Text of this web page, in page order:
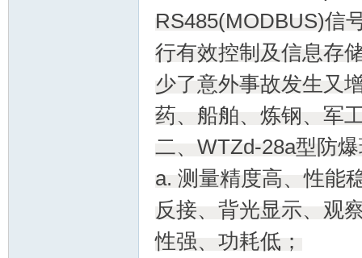
RS485(MODBUS)信
行有效控制及信息存
少了意外事故发生又
药、船舶、炼钢、军
二、WTZd-28a型防
a. 测量精度高、性能
反接、背光显示、观
性强、功耗低；